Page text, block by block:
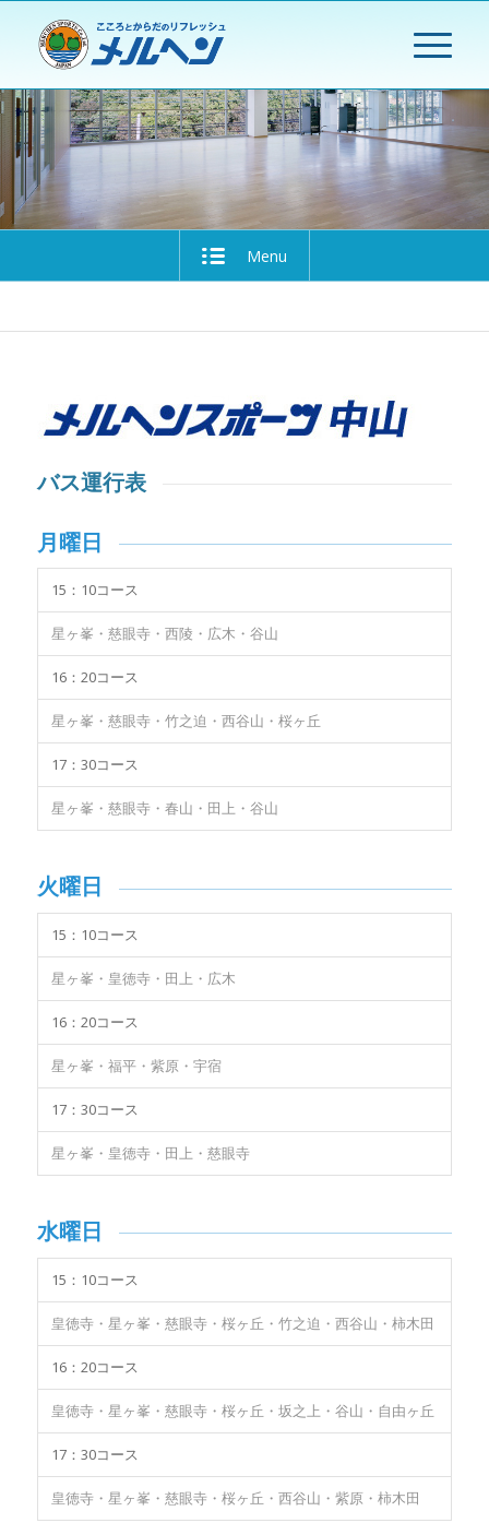
Menu
バス運行表
月曜日
15：10コース
星ヶ峯・慈眼寺・西陵・広木・谷山
16：20コース
星ヶ峯・慈眼寺・竹之迫・西谷山・桜ヶ丘
17：30コース
星ヶ峯・慈眼寺・春山・田上・谷山
火曜日
15：10コース
星ヶ峯・皇徳寺・田上・広木
16：20コース
星ヶ峯・福平・紫原・宇宿
17：30コース
星ヶ峯・皇徳寺・田上・慈眼寺
水曜日
15：10コース
皇徳寺・星ヶ峯・慈眼寺・桜ヶ丘・竹之迫・西谷山・柿木田
16：20コース
皇徳寺・星ヶ峯・慈眼寺・桜ヶ丘・坂之上・谷山・自由ヶ丘
17：30コース
皇徳寺・星ヶ峯・慈眼寺・桜ヶ丘・西谷山・紫原・柿木田